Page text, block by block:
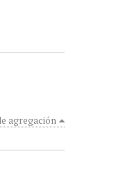
agregación